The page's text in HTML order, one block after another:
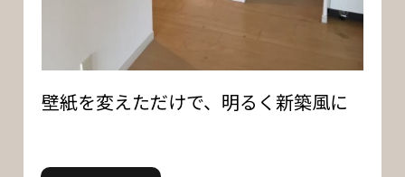
壁紙を変えただけで、明るく新築風に